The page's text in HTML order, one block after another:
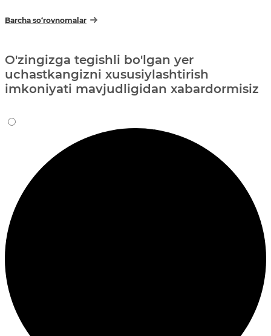
Barcha so‘rovnomalar
O'zingizga tegishli bo'lgan yer
uchastkangizni xususiylashtirish
imkoniyati mavjudligidan xabardormisiz